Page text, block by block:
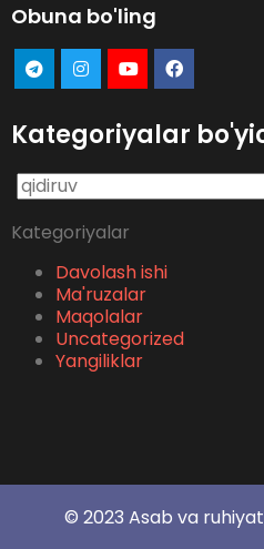
Obuna bo'ling
Kategoriyalar
Qidirshish:
Kategoriyalar
Davolash ishi
Ma'ruzalar
Maqolalar
Uncategorized
Yangiliklar
© 2023 Asab va